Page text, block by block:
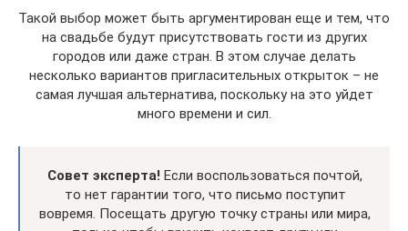
Такой выбор может быть аргументирован еще и тем, что
на свадьбе будут присутствовать гости из других
городов или даже стран. В этом случае делать
несколько вариантов пригласительных открыток – не
самая лучшая альтернатива, поскольку на это уйдет
много времени и сил.
Совет эксперта! Если воспользоваться почтой,
то нет гарантии того, что письмо поступит
вовремя. Посещать другую точку страны или мира,